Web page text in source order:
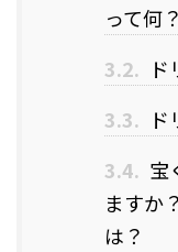
って何？
3.2.
3.3.
3.4. 宝
ますか
は？